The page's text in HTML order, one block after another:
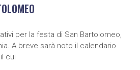
per la festa di San Bartolomeo,
A breve sarà noto il calendario
cui